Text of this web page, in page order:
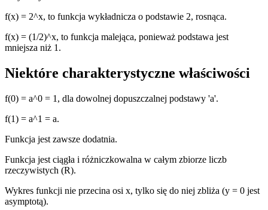
f(x) = 2^x, to funkcja wykładnicza o podstawie 2, rosnąca.
f(x) = (1/2)^x, to funkcja malejąca, ponieważ podstawa jest
mniejsza niż 1.
Niektóre charakterystyczne właściwości
f(0) = a^0 = 1, dla dowolnej dopuszczalnej podstawy 'a'.
f(1) = a^1 = a.
Funkcja jest zawsze dodatnia.
Funkcja jest ciągła i różniczkowalna w całym zbiorze liczb
rzeczywistych (R).
Wykres funkcji nie przecina osi x, tylko się do niej zbliża (y = 0 jest
asymptotą).